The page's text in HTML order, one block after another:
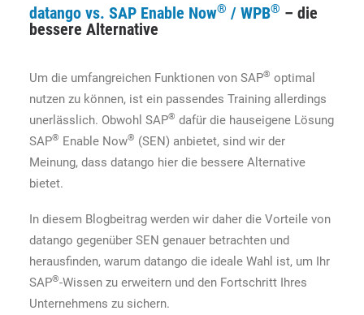
datango vs. SAP Enable Now® / WPB® – die
bessere Alternative
Um die umfangreichen Funktionen von SAP® optimal
nutzen zu können, ist ein passendes Training allerdings
unerlässlich. Obwohl SAP® dafür die hauseigene Lösung
SAP® Enable Now® (SEN) anbietet, sind wir der
Meinung, dass datango hier die bessere Alternative
bietet.
In diesem Blogbeitrag werden wir daher die Vorteile von
datango gegenüber SEN genauer betrachten und
herausfinden, warum datango die ideale Wahl ist, um Ihr
SAP®-Wissen zu erweitern und den Fortschritt Ihres
Unternehmens zu sichern.